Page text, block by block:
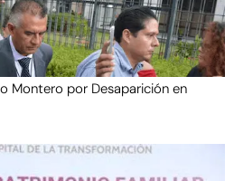
Montero por Desaparición en